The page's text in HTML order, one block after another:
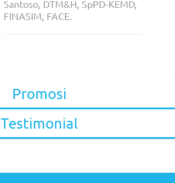
Santoso, DTM&H, SpPD-KEMD,
FINASIM, FACE.
Promosi
Testimonial